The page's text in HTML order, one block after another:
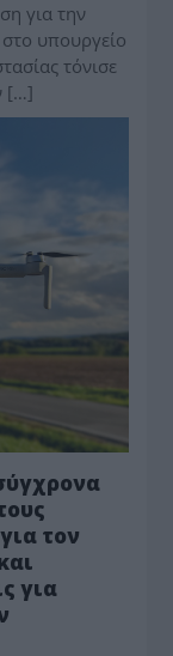
για την
υπουργείο
τόνισε
[…]
τον
για